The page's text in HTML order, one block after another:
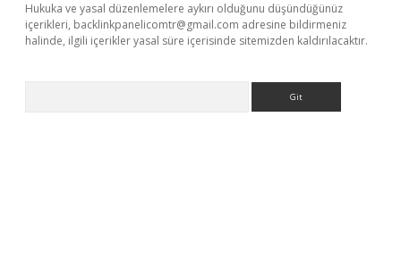
Hukuka ve yasal düzenlemelere aykırı olduğunu düşündüğünüz
içerikleri, backlinkpanelicomtr@gmail.com adresine bildirmeniz
halinde, ilgili içerikler yasal süre içerisinde sitemizden kaldırılacaktır.